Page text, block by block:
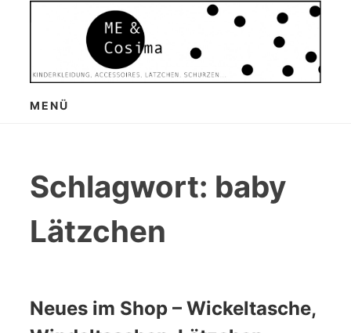
MENÜ
Schlagwort: baby
Lätzchen
Neues im Shop – Wickeltasche,